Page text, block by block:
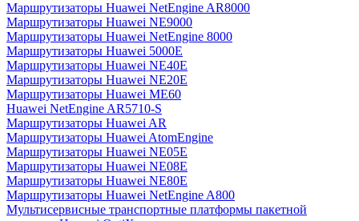
Маршрутизаторы Huawei NetEngine AR8000
Маршрутизаторы Huawei NE9000
Маршрутизаторы Huawei NetEngine 8000
Маршрутизаторы Huawei 5000E
Маршрутизаторы Huawei NE40E
Маршрутизаторы Huawei NE20E
Маршрутизаторы Huawei ME60
Huawei NetEngine AR5710-S
Маршрутизаторы Huawei AR
Маршрутизаторы Huawei AtomEngine
Маршрутизаторы Huawei NE05E
Маршрутизаторы Huawei NE08E
Маршрутизаторы Huawei NE80E
Маршрутизаторы Huawei NetEngine A800
Мультисервисные транспортные платформы пакетной